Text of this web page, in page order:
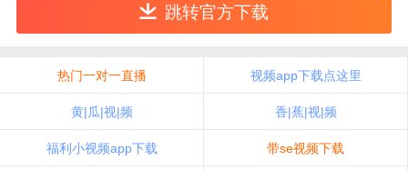
跳转官方下载
热门一对一直播 视频app下载点这里
黄|瓜|视|频 香|蕉|视|频
福利小视频app下载 带se视频下载